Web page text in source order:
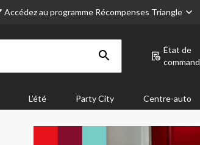
Accédez au programme Récompenses Triangle
État de
command
L’été Party City Centre-auto